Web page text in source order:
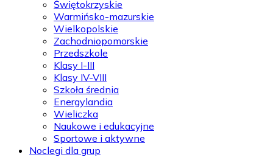
Świętokrzyskie
Warmińsko-mazurskie
Wielkopolskie
Zachodniopomorskie
Przedszkole
Klasy I-III
Klasy IV-VIII
Szkoła średnia
Energylandia
Wieliczka
Naukowe i edukacyjne
Sportowe i aktywne
Noclegi dla grup